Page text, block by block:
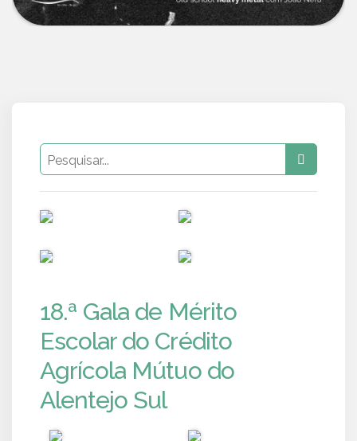
18.ª Gala de Mérito
Escolar do Crédito
Agrícola Mútuo do
Alentejo Sul